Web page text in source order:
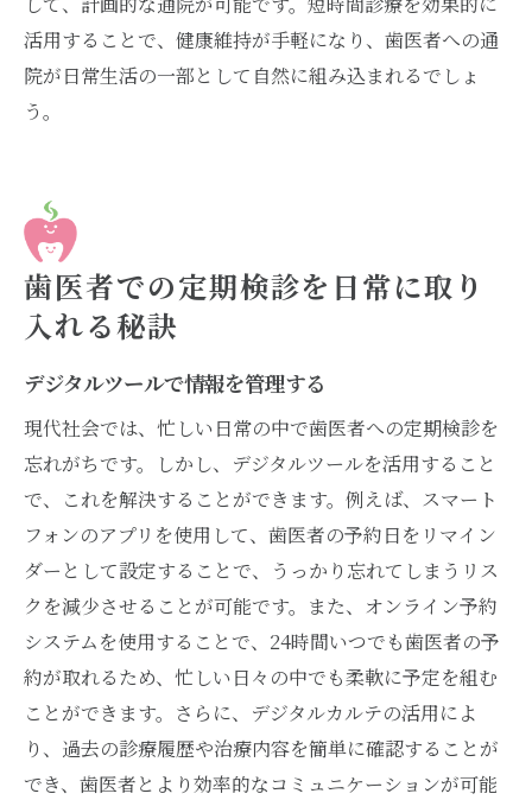
活用することで、健康維持が手軽になり、歯医者への通
院が日常生活の一部として自然に組み込まれるでしょ
う。
歯医者での定期検診を日常に取り
入れる秘訣
デジタルツールで情報を管理する
現代社会では、忙しい日常の中で歯医者への定期検診を
忘れがちです。しかし、デジタルツールを活用すること
で、これを解決することができます。例えば、スマート
フォンのアプリを使用して、歯医者の予約日をリマイン
ダーとして設定することで、うっかり忘れてしまうリス
クを減少させることが可能です。また、オンライン予約
システムを使用することで、24時間いつでも歯医者の予
約が取れるため、忙しい日々の中でも柔軟に予定を組む
ことができます。さらに、デジタルカルテの活用によ
り、過去の診療履歴や治療内容を簡単に確認することが
でき、歯医者とより効率的なコミュニケーションが可能